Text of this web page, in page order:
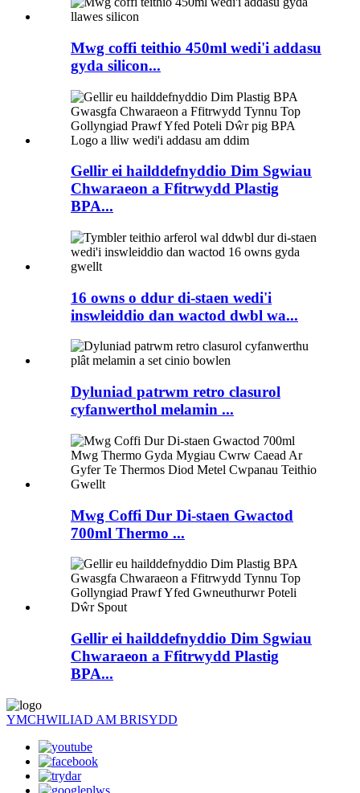
Mwg coffi teithio 450ml wedi'i addasu
gyda silicon...
Gellir ei hailddefnyddio Dim Sgwiau
Chwaraeon a Ffitrwydd Plastig
BPA...
16 owns o ddur di-staen wedi'i
inswleiddio dan wactod dwbl wa...
Dyluniad patrwm retro clasurol
cyfanwerthol melamin ...
Mwg Coffi Dur Di-staen Gwactod
700ml Thermo ...
Gellir ei hailddefnyddio Dim Sgwiau
Chwaraeon a Ffitrwydd Plastig
BPA...
YMCHWILIAD AM BRISYDD